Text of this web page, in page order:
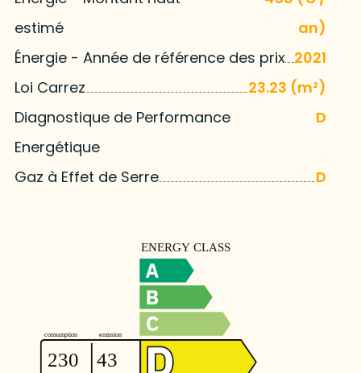
estimé
an)
Énergie - Année de référence des prix 2021
Loi Carrez
23.23 (m²)
Diagnostique de Performance
Energétique
D
Gaz à Effet de Serre D